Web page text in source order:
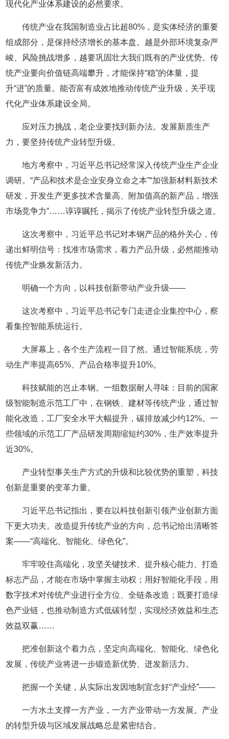
现代化产业体系建设的必然要求。
传统产业在我国制造业占比超80%，是实体经济的重要
组成部分，是保持经济增长的基本盘。越是外部环境复杂严
峻、风险挑战增多，越要巩固壮大我们既有的产业优势。传
统产业要向价值链高端攀升，才能保持“稳”的体量，提
升“进”的质量。能否富有成效地推动传统产业升级，关乎现
代化产业体系建设全局。
应对压力挑战，老企业要找到新办法。发展新质生产
力，要坚持传统产业转型升级。
地方考察中，习近平总书记经常深入传统产业生产企业
调研。“产品和技术是企业安身立命之本”“加强新材料新技术
研发，开发生产更多技术含量高、附加值高的新产品，增强
市场竞争力”……谆谆嘱托，揭示了传统产业转型升级之道。
这次考察中，习近平总书记对本钢产品的格外关心，传
递出鲜明信号：找准市场需求，着力产品升级，必然能推动
传统产业焕发新活力。
明确一个方向，以科技创新带动产业升级——
这次考察中，习近平总书记专门走进企业集控中心，察
看集控智能系统运行。
大屏幕上，各个生产流程一目了然。通过智能系统，劳
动生产率提高65%、产品合格率提升10%。
科技赋能的岂止本钢。一组数据耐人寻味：目前的国家
级智能制造示范工厂中，在钢铁、建材等传统产业，通过智
能化改造，工厂安全水平大幅提升，碳排放减少约12%。一
些领域的示范工厂产品研发周期缩短约30%，生产效率提升
近30%。
产业转型事关生产方式的升级和比较优势的重塑，科技
创新是重要的变革力量。
习近平总书记指出，要在以科技创新引领产业创新方面
下更大功夫。改造提升传统产业的方向，总书记给出清晰答
案——“高端化、智能化、绿色化”。
牢牢咬住高端化，攻坚关键技术、提升核心能力、打造
标志产品，才能在市场中掌握主动权；用好智能化手段，用
数字技术对传统产业进行全方位、全链条改造；既要打造绿
色产业链，也推动制造方式低碳转型，实现经济效益和生态
效益双赢……
把准创新这个着力点，坚定向高端化、智能化、绿色化
发展，传统产业将进一步锻造新优势、迸发新活力。
把握一个关键，从实际出发因地制宜念好“产业经”——
一方水土支撑一方产业，一方产业带动一方发展。产业
的转型升级与区域发展战略总是紧密结合。